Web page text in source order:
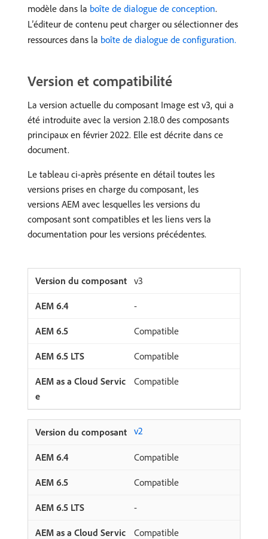
modèle dans la boîte de dialogue de conception.
L’éditeur de contenu peut charger ou sélectionner des
ressources dans la boîte de dialogue de configuration.
Version et compatibilité
La version actuelle du composant Image est v3, qui a
été introduite avec la version 2.18.0 des composants
principaux en février 2022. Elle est décrite dans ce
document.
Le tableau ci-après présente en détail toutes les
versions prises en charge du composant, les
versions AEM avec lesquelles les versions du
composant sont compatibles et les liens vers la
documentation pour les versions précédentes.
v3
-
Compatible
Compatible
Compatible
v2
Compatible
Compatible
-
Compatible